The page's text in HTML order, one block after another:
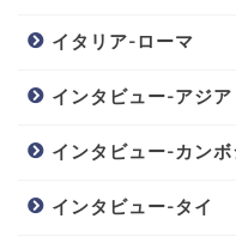
イタリア-ローマ
インタビュー-アジア
インタビュー-カンボ
インタビュー-タイ